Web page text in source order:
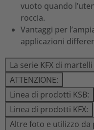
vuoto quando
roccia.
Vantaggi per
applicazioni
La serie KFX di
ATTENZIONE:
Linea di prodotti KSB:
Linea di prodotti KFX:
Altre foto e utilizzo da